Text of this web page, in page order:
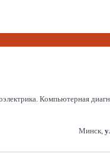
Компьютерная
Минск,